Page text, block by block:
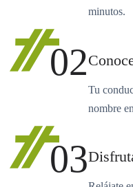
minutos.
02
Tu
nombre
03